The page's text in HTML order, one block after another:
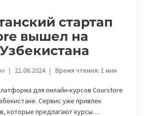
стартап
вышел на
21.06.2024 Время чтения: 1мин
для онлайн-курсов Courstore
Сервис уже привлек
которые предлагают курсы…